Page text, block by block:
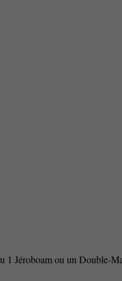
1 Jéroboam ou un Double-